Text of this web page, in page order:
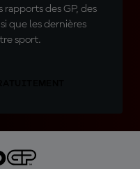
des GP, des
que les dernières
sport.